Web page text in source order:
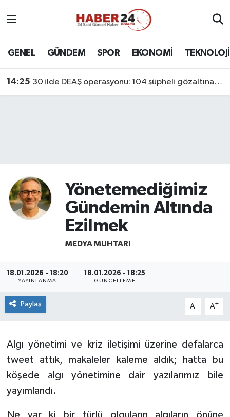
GENEL GÜNDEM SPOR EKONOMİ TEKNOLOJİ
14:25 30 ilde DEAŞ operasyonu: 104 şüpheli gözaltına alındı
Yönetemediğimiz
Gündemin Altında
Ezilmek
MEDYA MUHTARI
18.01.2026 - 18:20
YAYINLANMA
18.01.2026 - 18:25
GÜNCELLEME
Paylaş A- A+
Algı yönetimi ve kriz iletişimi üzerine defalarca
tweet attık, makaleler kaleme aldık; hatta bu
köşede algı yönetimine dair yazılarımız bile
yayımlandı.
Nöbetçi Eczaneler
Son Dakika Haberleri
Haber Arşivi